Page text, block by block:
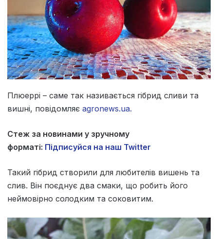
Плюеррі – саме так називається гібрид сливи та
вишні, повідомляє agronews.ua.
Стеж за новинами у зручному
форматі: Підписуйся на наш Twitter
Такий гібрид створили для любителів вишень та
слив. Він поєднує два смаки, що робить його
неймовірно солодким та соковитим.